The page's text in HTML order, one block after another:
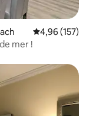
Évaluation
4,96 (157)
mer !